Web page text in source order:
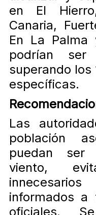
en El
Canaria,
En La Palma
podrían
superando los
específicas.
Las
población
puedan ser
viento,
informados
oficiales.